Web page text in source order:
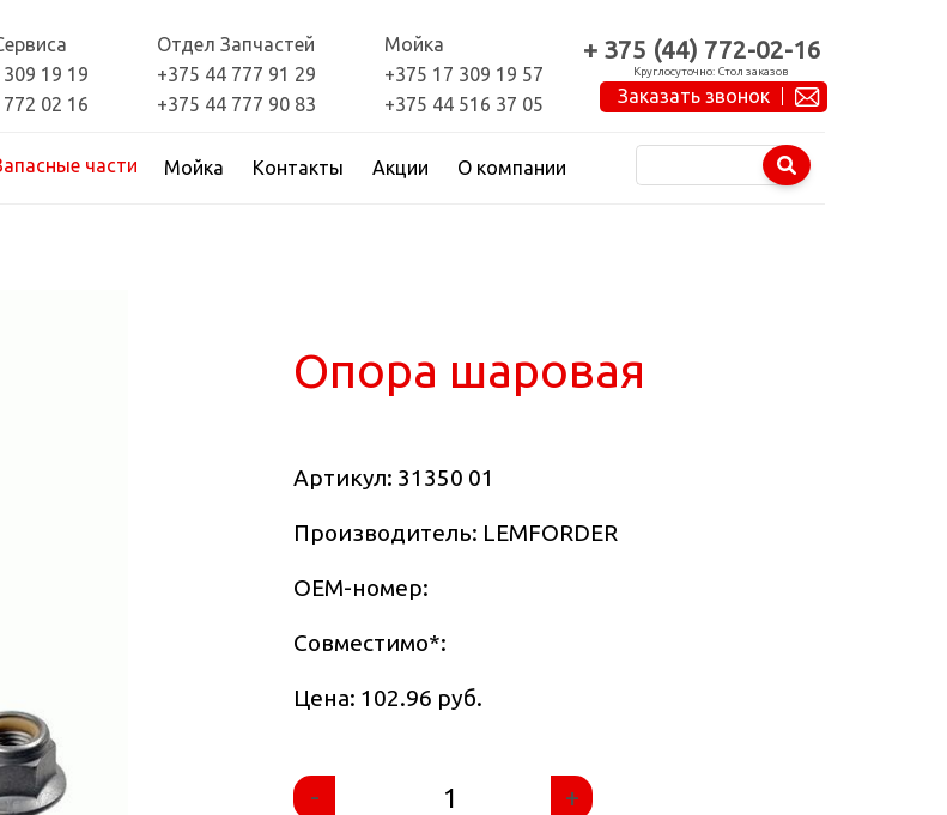
19 19
02 16
Отдел Запчастей
+375 44 777 91 29
+375 44 777 90 83
Мойка
+375 17 309 19 57
+375 44 516 37 05
+ 375 (44) 772-02-16
Круглосуточно: Стол заказов
Заказать звонок
части Мойка Контакты Акции О компании
Опора шаровая
Артикул: 31350 01
Производитель: LEMFORDER
OEM-номер:
Совместимо*:
Цена: 102.96 руб.
- +